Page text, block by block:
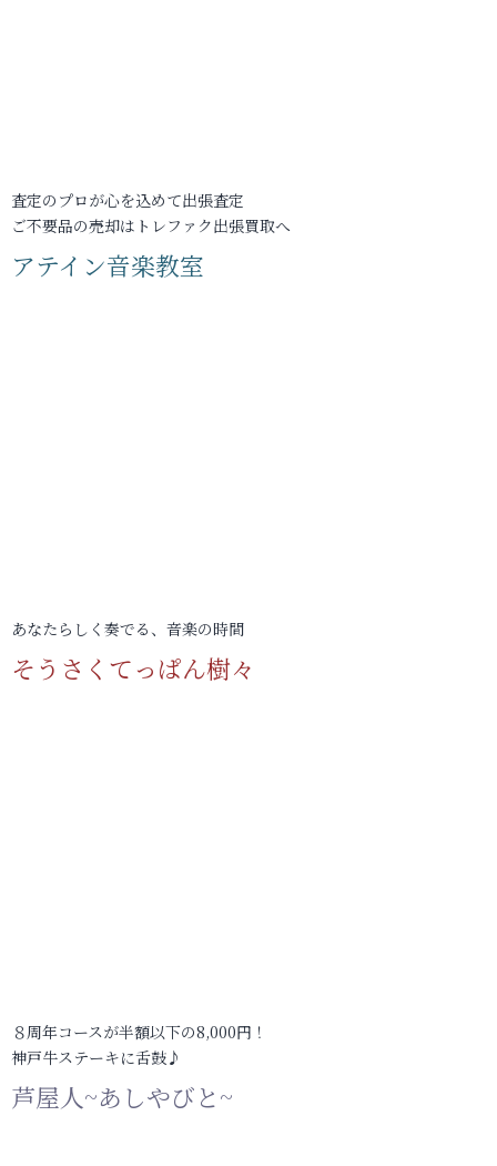
査定のプロが心を込めて出張査定
ご不要品の売却はトレファク出張買取へ
アテイン音楽教室
あなたらしく奏でる、音楽の時間
そうさくてっぱん樹々
８周年コースが半額以下の8,000円！
神戸牛ステーキに舌鼓♪
芦屋人~あしやびと~